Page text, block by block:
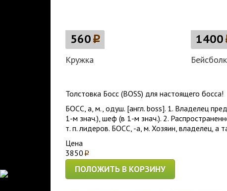
560p
Кружка
1400
Толстовка Босс (BOSS) для настоящего босса!
БОСС, а, м., одуш. [англ. boss]. 1. Владелец
1-м знач.), шеф (в 1-м знач.). 2.
т. п. лидеров. БОСС, -а, м. Хозяин, владелец, а
Цена
3850p
ПОЛОЖИТЬ В КОРЗИНУ